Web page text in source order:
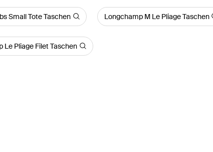
Small Tote Taschen Longchamp M Le Pliage Taschen
Le Pliage Filet Taschen